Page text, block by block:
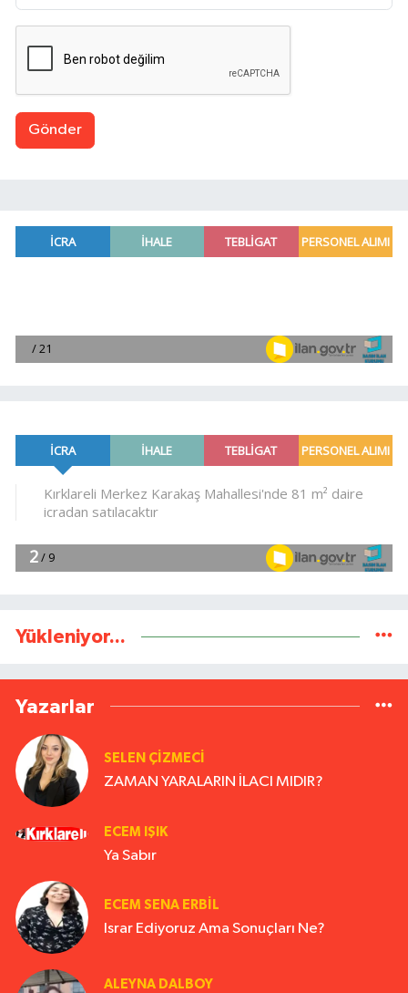
Gönder
Yükleniyor...
Yazarlar
SELEN ÇİZMECİ
ZAMAN YARALARIN İLACI MIDIR?
ECEM IŞIK
Ya Sabır
ECEM SENA ERBIL
Israr Ediyoruz Ama Sonuçları Ne?
ALEYNA DALBOY